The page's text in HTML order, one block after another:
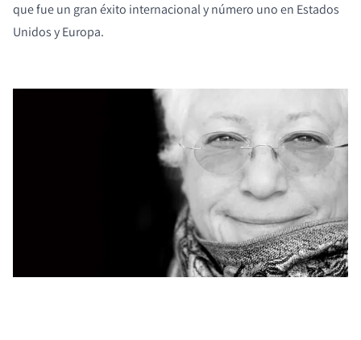
que fue un gran éxito internacional y número uno en Estados
Unidos y Europa.